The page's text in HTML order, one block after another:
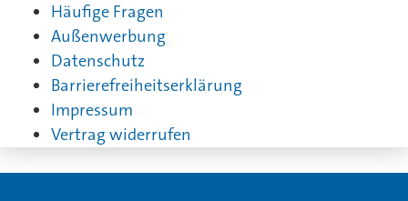
Häufige Fragen
Außenwerbung
Datenschutz
Barrierefreiheitserklärung
Impressum
Vertrag widerrufen